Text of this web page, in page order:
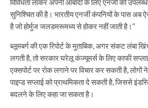
विविधता लाकर अपनी आबादी के लिए एनर्जी की
सुनिश्चित की है। भारतीय एनर्जी कंपनियों के पास अब
है जो होर्मुज जलडमरूमध्य से होकर नहीं जाती है।”
ब्लूमबर्ग की एक रिपोर्ट के मुताबिक, अगर संकट लंबा
लगती है, तो सरकार घरेलू कंज्यूमर्स के लिए काफी
एक्सपोर्ट पर रोक लगाने पर विचार कर सकती है,
पाइप्ड सप्लाई को प्राथमिकता दे सकती है, जिससे
बदलने के लिए कहा जा सकता है।